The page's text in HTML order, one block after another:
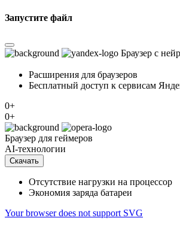
Запустите файл
Браузер с
Расширения для браузеров
Бесплатный доступ к сервисам
0+
0+
Браузер для геймеров
AI-технологии
Скачать
Отсутствие нагрузки на процессор
Экономия заряда батареи
Your browser does not support SVG